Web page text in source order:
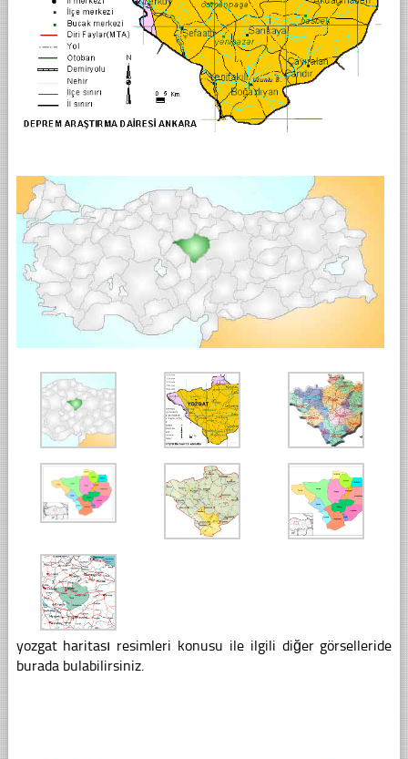
yozgat haritası resimleri konusu ile ilgili diğer görselleride
burada bulabilirsiniz.